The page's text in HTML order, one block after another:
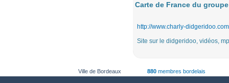
Carte de France du groupe
http://www.charly-didgeridoo.com
Site sur le didgeridoo, vidéos,
Ville de Bordeaux 880 membres bordelais